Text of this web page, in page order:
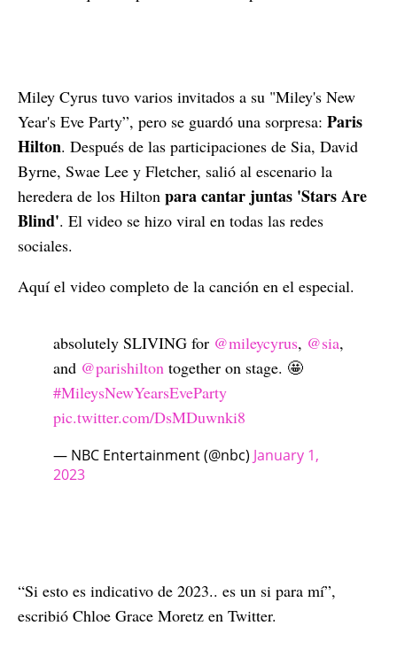
Miley Cyrus tuvo varios invitados a su "Miley's New
Year's Eve Party”, pero se guardó una sorpresa: Paris
Hilton. Después de las participaciones de Sia, David
Byrne, Swae Lee y Fletcher, salió al escenario la
heredera de los Hilton para cantar juntas 'Stars Are
Blind'. El video se hizo viral en todas las redes
sociales.
Aquí el video completo de la canción en el especial.
absolutely SLIVING for @mileycyrus, @sia,
and @parishilton together on stage. 🤩
#MileysNewYearsEveParty
pic.twitter.com/DsMDuwnki8
— NBC Entertainment (@nbc) January 1,
2023
“Si esto es indicativo de 2023.. es un si para mí”,
escribió Chloe Grace Moretz en Twitter.